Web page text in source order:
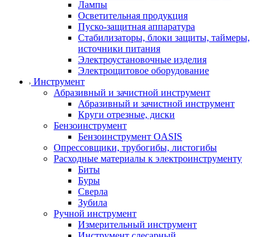
Лампы
Осветительная продукция
Пуско-защитная аппаратура
Стабилизаторы, блоки защиты, таймеры,
источники питания
Электроустановочные изделия
Электрощитовое оборудование
Инструмент
Абразивный и зачистной инструмент
Абразивный и зачистной инструмент
Круги отрезные, диски
Бензоинструмент
Бензоинструмент OASIS
Опрессовщики, трубогибы, листогибы
Расходные материалы к электроинструменту
Биты
Буры
Сверла
Зубила
Ручной инструмент
Измерительный инструмент